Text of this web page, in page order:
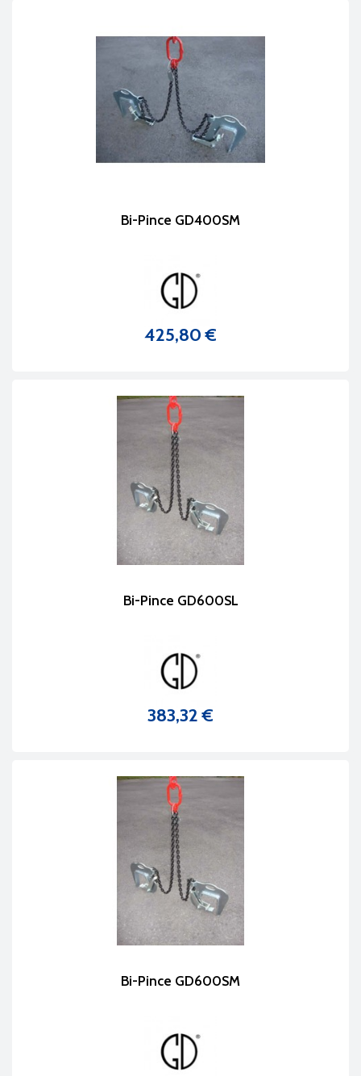
Bi-Pince GD400SM
Prix
425,80 €
Bi-Pince GD600SL
Prix
383,32 €
Bi-Pince GD600SM